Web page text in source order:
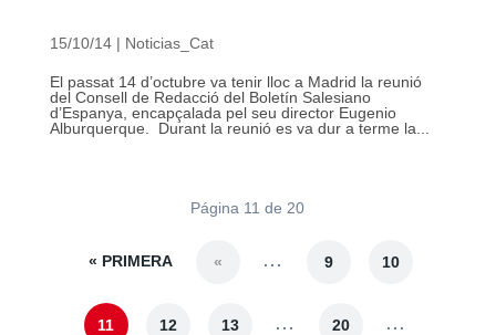
15/10/14| Noticias_Cat
El passat 14 d’octubre va tenir lloc a Madrid la reunió
del Consell de Redacció del Boletín Salesiano
d’Espanya, encapçalada pel seu director Eugenio
Alburquerque. Durant la reunió es va dur a terme la...
Página 11 de 20
« PRIMERA « ... 9 10
11 12 13 ... 20 ...